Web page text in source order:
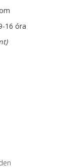
16 óra